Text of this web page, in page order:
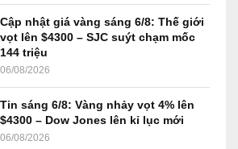
Cập nhật giá vàng sáng 6/8: Thế giới
vọt lên $4300 – SJC suýt chạm mốc
144 triệu
06/08/2026
Tin sáng 6/8: Vàng nhảy vọt 4% lên
$4300 – Dow Jones lên kỉ lục mới
06/08/2026